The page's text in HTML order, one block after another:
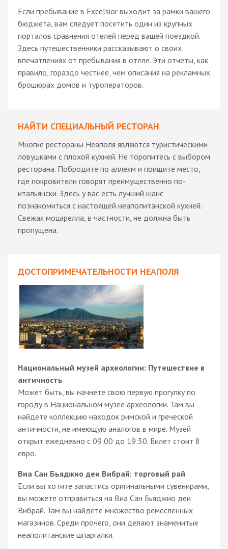
Если пребывание в Excelsior выходит за рамки вашего
бюджета, вам следует посетить один из крупных
порталов сравнения отелей перед вашей поездкой.
Здесь путешественники рассказывают о своих
впечатлениях от пребывания в отеле. Эти отчеты, как
правило, гораздо честнее, чем описания на рекламных
брошюрах домов и туроператоров.
НАЙТИ СПЕЦИАЛЬНЫЙ РЕСТОРАН
Многие рестораны Неаполя являются туристическими
ловушками с плохой кухней. Не торопитесь с выбором
ресторана. Побродите по аллеям и поищите место,
где покровители говорят преимущественно по-
итальянски. Здесь у вас есть лучший шанс
познакомиться с настоящей неаполитанской кухней.
Свежая моцарелла, в частности, не должна быть
пропущена.
ДОСТОПРИМЕЧАТЕЛЬНОСТИ НЕАПОЛЯ
Национальный музей археологии: Путешествие в
античность
Может быть, вы начнете свою первую прогулку по
городу в Национальном музее археологии. Там вы
найдете коллекцию находок римской и греческой
античности, не имеющую аналогов в мире. Музей
открыт ежедневно с 09:00 до 19:30. Билет стоит 8
евро.
Виа Сан Бьяджио деи Вибрай: торговый рай
Если вы хотите запастись оригинальными сувенирами,
вы можете отправиться на Виа Сан Бьяджио деи
Вибрай. Там вы найдете множество ремесленных
магазинов. Среди прочего, они делают знаменитые
неаполитанские шпаргалки.